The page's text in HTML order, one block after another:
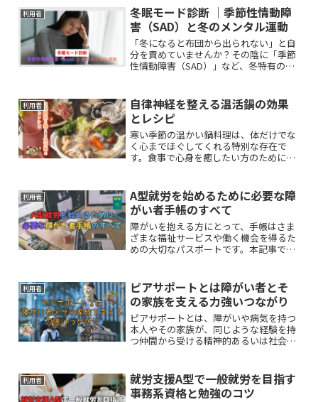
利用者
冬眠モード診断 ｜季節性情動障
害（SAD）と冬のメンタル運動
「冬になると布団から出られない」と自
分を責めていませんか？その陰に「季節
性情動障害（SAD）」など、冬特有の心
クしながら、気持ちと体を軽くするヒン
トを紹介します。
利用者
自律神経を整える温活鍋の効果
とレシピ
寒い季節の温かい鍋料理は、体だけでな
く心までほぐしてくれる特別な存在で
す。食事で心身を癒したい方のために、
鍋レシピについて詳しくご紹介します。
利用者
A型就労を始めるために必要な障
がい者手帳のすべて
障がいを抱える方にとって、手帳はさま
ざまな福祉サービスや働く機会を得るた
めの大切なパスポートです。本記事で
体的な流れをわかりやすく解説します。
利用者
ピアサポートとは障がい者とそ
の家族を支える力強いつながり
ピアサポートとは、障がいや病気を持つ
本人やその家族が、同じような経験を持
つ仲間から受ける精神的あるいは社会的
て詳しく解説します。
利用者
就労支援A型で一般就労を目指す
事務系資格と勉強のコツ